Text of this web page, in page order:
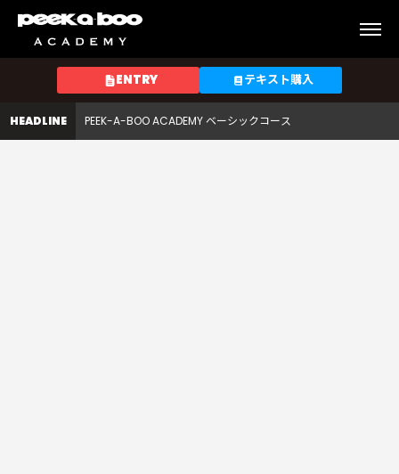
岡
ENTRY テキスト購入
HEADLINE
PEEK-A-BOO ACADEMY テクニカルコース
PEEK-A-BOO ACADEMY サロンスタイルコース
PEEK-A-BOO ACADEMY ベーシックコース